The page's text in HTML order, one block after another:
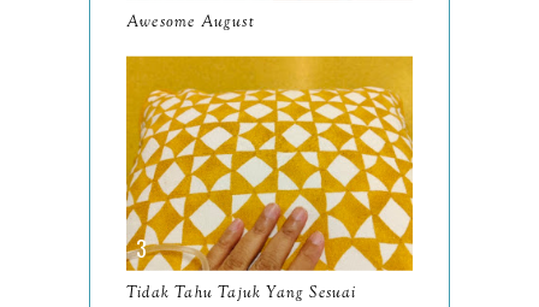
February8
2024130
December19
November12
October10
Awesome August
Tidak Tahu Tajuk Yang Sesuai